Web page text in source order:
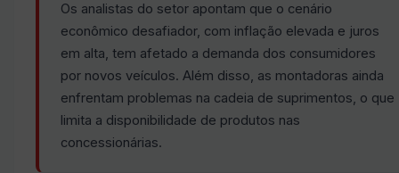
Os analistas do setor apontam que o cenário
econômico desafiador, com inflação elevada e juros
em alta, tem afetado a demanda dos consumidores
por novos veículos. Além disso, as montadoras ainda
enfrentam problemas na cadeia de suprimentos, o que
limita a disponibilidade de produtos nas
concessionárias.